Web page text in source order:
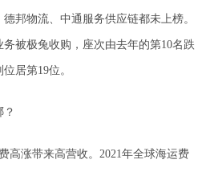
邦物流、中通服务供应链都未上榜。
被极兔收购，座次由去年的第10名跌
居第19位。
？
高涨带来高营收。2021年全球海运费